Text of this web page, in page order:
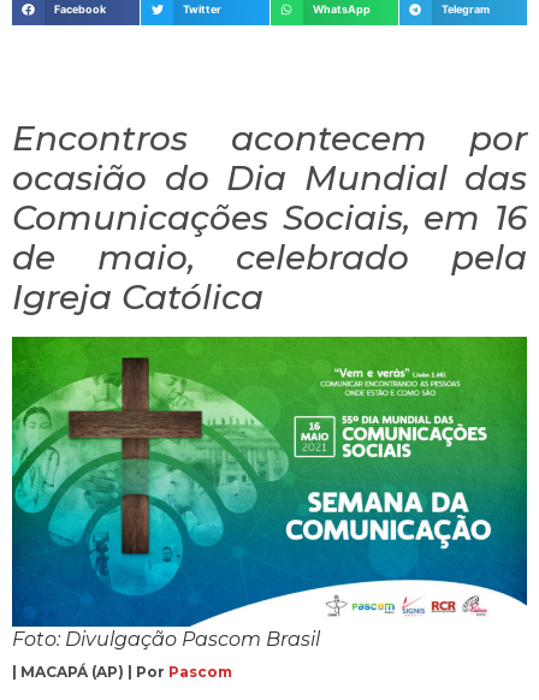
Facebook Twitter WhatsApp Telegram
Encontros acontecem por
ocasião do Dia Mundial das
Comunicações Sociais, em 16
de maio, celebrado pela
Igreja Católica
Foto: Divulgação Pascom Brasil
| MACAPÁ (AP) | Por Pascom